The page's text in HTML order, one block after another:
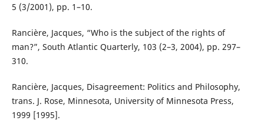
5 (3/2001), pp. 1–10.
Rancière, Jacques, “Who is the subject of the rights of
man?”, South Atlantic Quarterly, 103 (2–3, 2004), pp. 297–
310.
Rancière, Jacques, Disagreement: Politics and Philosophy,
trans. J. Rose, Minnesota, University of Minnesota Press,
1999 [1995].